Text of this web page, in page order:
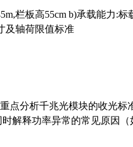
栏板高55cm b)承载能力:标
及轴荷限值标准
点分析千兆光模块的收光标
解释功率异常的常见原因